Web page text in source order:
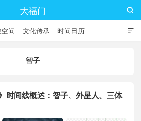
大福门

间 文化传承 时间日历

智子
时间线概述：智子、外星人、三体